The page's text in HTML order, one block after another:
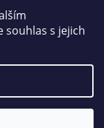
s jejich
. Všechna práva